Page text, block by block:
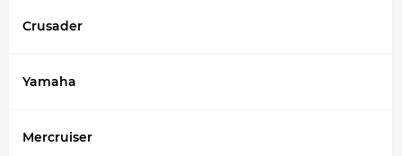
Crusader
Yamaha
Mercruiser